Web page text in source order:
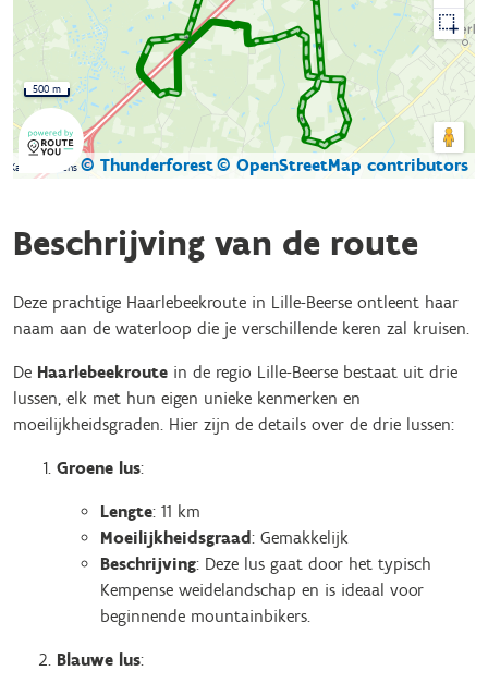
Kaartgegevens © Thunderforest© OpenStreetMap contributors
500 m
Beschrijving van de route
Deze prachtige Haarlebeekroute in Lille-Beerse ontleent haar
naam aan de waterloop die je verschillende keren zal kruisen.
De Haarlebeekroute in de regio Lille-Beerse bestaat uit drie
lussen, elk met hun eigen unieke kenmerken en
moeilijkheidsgraden. Hier zijn de details over de drie lussen:
Groene lus:
Lengte: 11 km
Moeilijkheidsgraad: Gemakkelijk
Beschrijving: Deze lus gaat door het typisch
Kempense weidelandschap en is ideaal voor
beginnende mountainbikers.
Blauwe lus: